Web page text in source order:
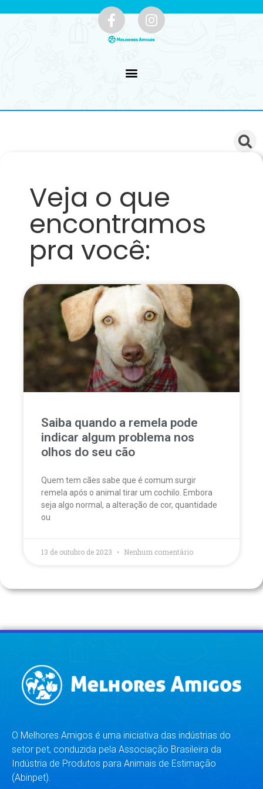
Veja o que
encontramos
pra você:
Saiba quando a remela pode
indicar algum problema nos
olhos do seu cão
Quem tem cães sabe que é comum surgir
remela após o animal tirar um cochilo. Embora
seja algo normal, a alteração de cor, quantidade
ou
13 de outubro de 2023 Nenhum comentário
O Melhores Amigos é uma iniciativa das indústrias do
setor pet, conduzida pela Associação Brasileira da
Indústria de Produtos para Animais de Estimação
(Abinpet).